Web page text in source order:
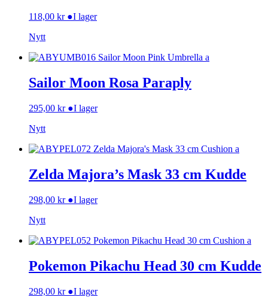
118,00 kr ●I lager
Nytt
Sailor Moon Rosa Paraply
295,00 kr ●I lager
Nytt
Zelda Majora’s Mask 33 cm Kudde
298,00 kr ●I lager
Nytt
Pokemon Pikachu Head 30 cm Kudde
298,00 kr ●I lager